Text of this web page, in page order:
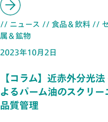
// ニュース // 食品＆飲料 //
属＆鉱物
2023年10月2日
【コラム】近赤外分光
よるパーム油のスクリー
品質管理